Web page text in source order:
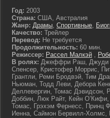
Год: 2003
Страна: США, Австралия
Жанр: Драмы, Спортивные,
Качество: Трейлер
Перевод: Не требуется
Продолжительность: 60 мин.
Режиссер: Рассел Малкэй ,
В ролях: Джеффри Раш, Джуди
Спенсер, Кристофер Моррис,
Грантли, Реми Бродвэй, Тим
Ньюман, Тодд Леви, Дебора
Деллевергин, Томас
Доббин, Люк Райт, Кейн
Томас, Грэхэм Фернесс, Принц
Иенна, Саймон Бервилл-